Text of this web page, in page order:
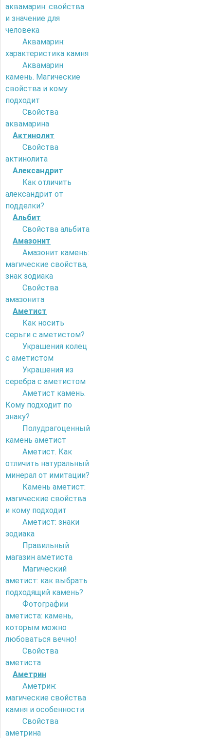
аквамарин: свойства
и значение для
человека
Аквамарин:
характеристика камня
Аквамарин
камень. Магические
свойства и кому
подходит
Свойства
аквамарина
Актинолит
Свойства
актинолита
Александрит
Как отличить
александрит от
подделки?
Альбит
Свойства альбита
Амазонит
Амазонит камень:
магические свойства,
знак зодиака
Свойства
амазонита
Аметист
Как носить
серьги с аметистом?
Украшения колец
с аметистом
Украшения из
серебра с аметистом
Аметист камень.
Кому подходит по
знаку?
Полудрагоценный
камень аметист
Аметист. Как
отличить натуральный
минерал от имитации?
Камень аметист:
магические свойства
и кому подходит
Аметист: знаки
зодиака
Правильный
магазин аметиста
Магический
аметист: как выбрать
подходящий камень?
Фотографии
аметиста: камень,
которым можно
любоваться вечно!
Свойства
аметиста
Аметрин
Аметрин:
магические свойства
камня и особенности
Свойства
аметрина